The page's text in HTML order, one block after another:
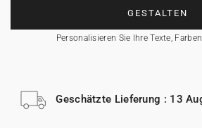
GESTALTEN
Personalisieren Sie Ihre Texte,
Geschätzte Lieferung : 13